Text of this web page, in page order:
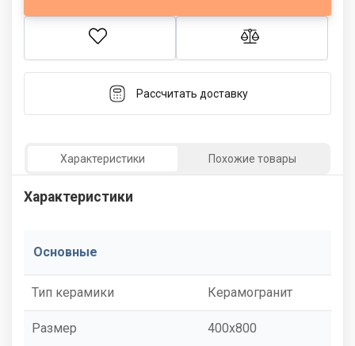
Рассчитать доставку
Характеристики Похожие товары
Характеристики
Основные
Тип керамики Керамогранит
Размер 400x800